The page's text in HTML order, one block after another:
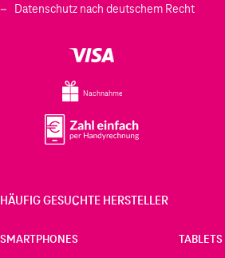
Datenschutz nach deutschem Recht
Nachnahme
HÄUFIG GESUCHTE HERSTELLER
SMARTPHONES TABLETS